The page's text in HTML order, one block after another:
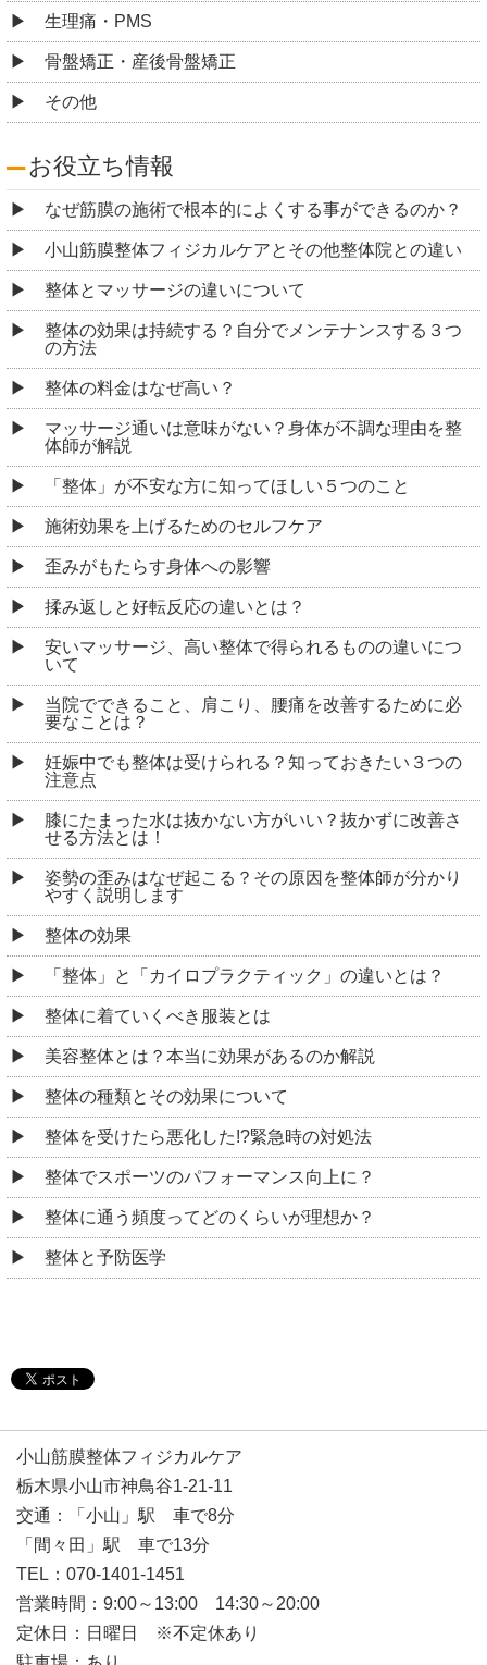
生理痛・PMS
骨盤矯正・産後骨盤矯正
その他
お役立ち情報
なぜ筋膜の施術で根本的によくする事ができるのか？
小山筋膜整体フィジカルケアとその他整体院との違い
整体とマッサージの違いについて
整体の効果は持続する？自分でメンテナンスする３つ
の方法
整体の料金はなぜ高い？
マッサージ通いは意味がない？身体が不調な理由を整
体師が解説
「整体」が不安な方に知ってほしい５つのこと
施術効果を上げるためのセルフケア
歪みがもたらす身体への影響
揉み返しと好転反応の違いとは？
安いマッサージ、高い整体で得られるものの違いにつ
いて
当院でできること、肩こり、腰痛を改善するために必
要なことは？
妊娠中でも整体は受けられる？知っておきたい３つの
注意点
膝にたまった水は抜かない方がいい？抜かずに改善さ
せる方法とは！
姿勢の歪みはなぜ起こる？その原因を整体師が分かり
やすく説明します
整体の効果
「整体」と「カイロプラクティック」の違いとは？
整体に着ていくべき服装とは
美容整体とは？本当に効果があるのか解説
整体の種類とその効果について
整体を受けたら悪化した!?緊急時の対処法
整体でスポーツのパフォーマンス向上に？
整体に通う頻度ってどのくらいが理想か？
整体と予防医学
小山筋膜整体フィジカルケア
栃木県小山市神鳥谷1-21-11
交通：「小山」駅 車で8分
「間々田」駅 車で13分
TEL：070-1401-1451
営業時間：9:00～13:00 14:30～20:00
定休日：日曜日 ※不定休あり